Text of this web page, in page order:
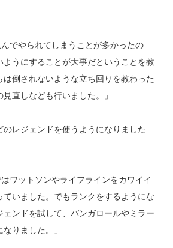
でやられてしまうことが多かったの
ようにすることが大事だということを教
は倒されないような立ち回りを教わった
直しなども行いました。」
レジェンドを使うようになりました
ワットソンやライフラインをカワイイ
いました。でもランクをするようにな
ェンドを試して、バンガロールやミラー
りました。」